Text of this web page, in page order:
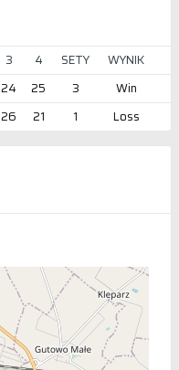
3 4 SETY
WYNIK
24 25 3
Win
26 21 1 Loss